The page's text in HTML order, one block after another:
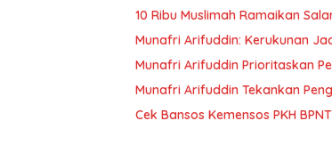
10 Ribu Muslimah Ramaikan
Munafri Arifuddin: Kerukunan
Munafri Arifuddin Prioritaskan
Munafri Arifuddin Tekankan
Cek Bansos Kemensos PKH